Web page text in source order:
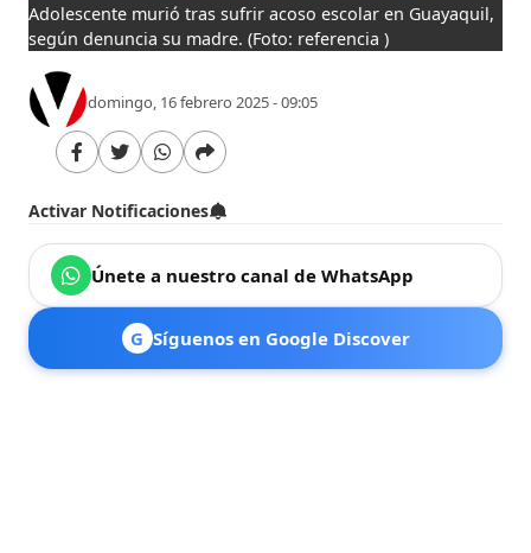
Adolescente murió tras sufrir acoso escolar en Guayaquil,
según denuncia su madre.(Foto: referencia )
domingo, 16 febrero 2025 - 09:05
Activar Notificaciones
Únete a nuestro canal de WhatsApp
G Síguenos en Google Discover